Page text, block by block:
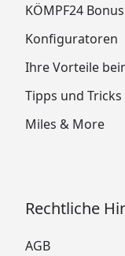
KÖMPF24
Konfiguratoren
Ihre Vorteile
Tipps und Tricks
Miles & More
Rechtliche
AGB